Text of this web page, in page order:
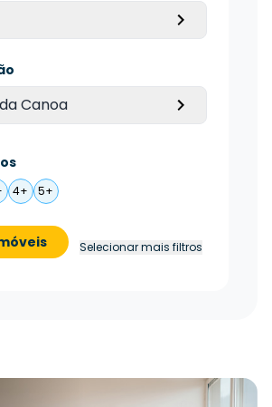
Canoa
4+ 5+
Selecionar mais filtros